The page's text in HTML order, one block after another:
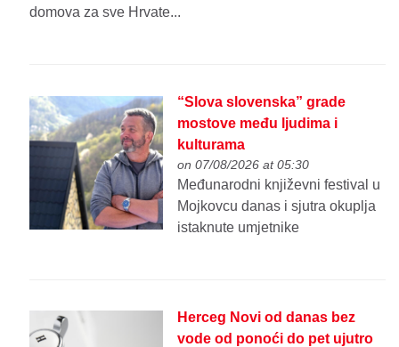
domova za sve Hrvate...
“Slova slovenska” grade
mostove među ljudima i
kulturama
on 07/08/2026 at 05:30
Međunarodni književni festival u
Mojkovcu danas i sjutra okuplja
istaknute umjetnike
Herceg Novi od danas bez
vode od ponoći do pet ujutro